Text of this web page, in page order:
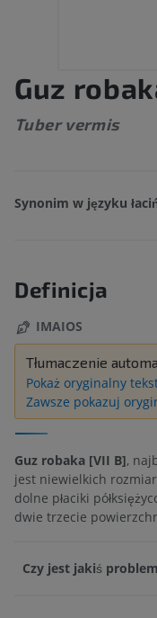
Guz
Tuber vermis
Synonim w języku
Definicja
IMAIOS
Tłumaczenie
Pokaż oryginalny
Zawsze pokazuj
Guz robaka [VII B],
jest niewielkich
dolne płaciki
dwie trzecie
Czy jest jakiś